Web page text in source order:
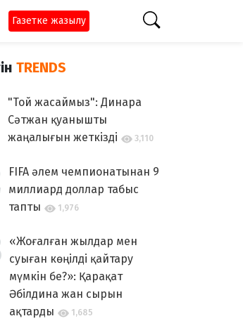
Газетке жазылу
TRENDS
"Той жасаймыз": Динара
Сәтжан қуанышты
жаңалығын жеткізді
3,110
FIFA әлем чемпионатынан 9
миллиард доллар табыс
тапты
1,976
«Жоғалған жылдар мен
суыған көңілді қайтару
мүмкін бе?»: Қарақат
Әбілдина жан сырын
ақтарды
1,685